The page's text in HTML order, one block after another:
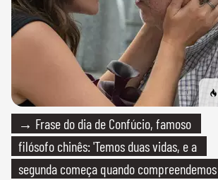
→ Frase do dia de Confúcio, famoso
filósofo chinês: 'Temos duas vidas, e a
segunda começa quando compreendemos